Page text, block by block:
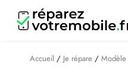
contenu
Accueil / Je répare / Modèle